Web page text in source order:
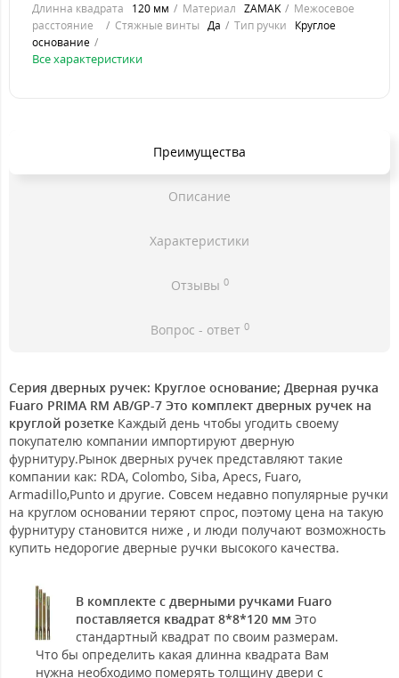
Длинна квадрата 120 мм Материал ZAMAK
Межосевое
расстояние
Стяжные винты Да Тип ручки
Круглое
основание
Все характеристики
Преимущества
Описание
Характеристики
Отзывы 0
Вопрос - ответ 0
Серия дверных ручек: Круглое основание; Дверная ручка
Fuaro PRIMA RM AB/GP-7 Это комплект дверных ручек на
круглой розетке Каждый день чтобы угодить своему
покупателю компании импортируют дверную
фурнитуру.Рынок дверных ручек представляют такие
компании как: RDA, Colombo, Siba, Apecs, Fuaro,
Armadillo,Punto и другие. Совсем недавно популярные ручки
на круглом основании теряют спрос, поэтому цена на такую
фурнитуру становится ниже , и люди получают возможность
купить недорогие дверные ручки высокого качества.
В комплекте с дверными ручками Fuaro
поставляется квадрат 8*8*120 мм Это
стандартный квадрат по своим размерам.
Что бы определить какая длинна квадрата Вам
нужна необходимо померять толщину двери с